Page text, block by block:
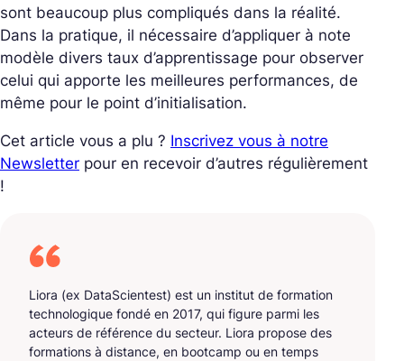
sont beaucoup plus compliqués dans la réalité.
Dans la pratique, il nécessaire d’appliquer à note
modèle divers taux d’apprentissage pour observer
celui qui apporte les meilleures performances, de
même pour le point d’initialisation.
Cet article vous a plu ? Inscrivez vous à notre
Newsletter pour en recevoir d’autres régulièrement
!
Liora (ex DataScientest) est un institut de formation
technologique fondé en 2017, qui figure parmi les
acteurs de référence du secteur. Liora propose des
formations à distance, en bootcamp ou en temps